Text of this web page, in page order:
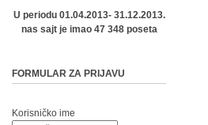
U periodu 01.04.2013- 31.12.2013.
nas sajt je imao 47 348 poseta
FORMULAR ZA PRIJAVU
Korisničko ime